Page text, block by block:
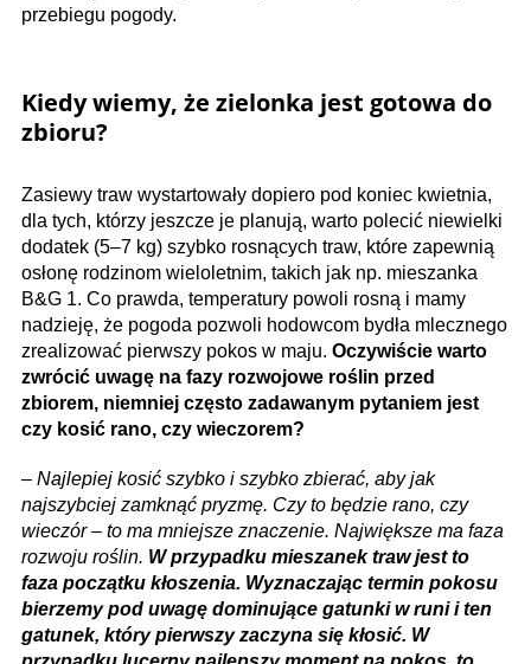
przebiegu pogody.
Kiedy wiemy, że zielonka jest gotowa do
zbioru?
Zasiewy traw wystartowały dopiero pod koniec kwietnia,
dla tych, którzy jeszcze je planują, warto polecić niewielki
dodatek (5–7 kg) szybko rosnących traw, które zapewnią
osłonę rodzinom wieloletnim, takich jak np. mieszanka
B&G 1. Co prawda, temperatury powoli rosną i mamy
nadzieję, że pogoda pozwoli hodowcom bydła mlecznego
zrealizować pierwszy pokos w maju. Oczywiście warto
zwrócić uwagę na fazy rozwojowe roślin przed
zbiorem, niemniej często zadawanym pytaniem jest
czy kosić rano, czy wieczorem?
– Najlepiej kosić szybko i szybko zbierać, aby jak
najszybciej zamknąć pryzmę. Czy to będzie rano, czy
wieczór – to ma mniejsze znaczenie. Największe ma faza
rozwoju roślin. W przypadku mieszanek traw jest to
faza początku kłoszenia. Wyznaczając termin pokosu
bierzemy pod uwagę dominujące gatunki w runi i ten
gatunek, który pierwszy zaczyna się kłosić. W